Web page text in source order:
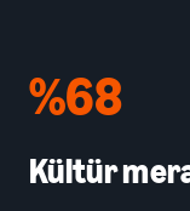
%68
Kültür